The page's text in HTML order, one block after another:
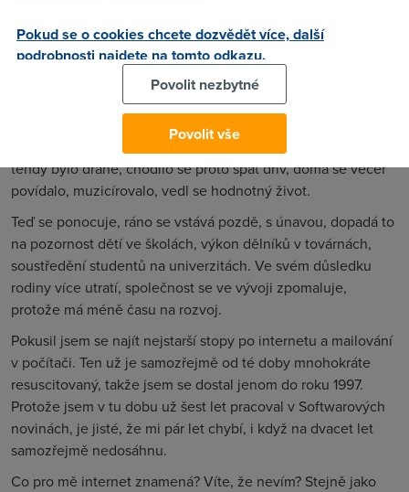
čudlík On/Off.
Krádež času, soukromí, možností se vzdělávat, cestovat, žít
kulturně, to jsou výhrady lidí, pro které je škoda i vynález
elektřiny a rozvodných sítí. Představte si měšťana v 19.
století, který na otázku, co mu přinesla elektřina, odpoví
něco v tom duchu – kdeže louče a petrolejky jsou. Svícení
tehdy bylo drahé, chodilo se proto spát dřív, doma se večer
povídalo, muzicírovalo, vedl se hodnotný život.
Teď se ponocuje, ráno se vstává pozdě, s únavou, dopadá to
na pozornost dětí ve školách, výkon dělníků v továrnách,
soustředění studentů na univerzitách. Ve svém důsledku
rodiny více utratí, společnost se ve vývoji zpomaluje,
protože má méně času na rozvoj.
Pokusil jsem se najít nejstarší stopy po internetu a mailování
v počítači. Ten už je samozřejmě od té doby mnohokráte
resuscitovaný, takže jsem se dostal jenom do roku 1997.
Protože jsem v tu dobu už šest let pracoval v Softwarových
novinách, je jisté, že mi pár let chybí, i když na dvacet let
samozřejmě nedosáhnu.
Co pro mě internet znamená? Víte, že nevím? Stejně jako
Pokud se o cookies chcete dozvědět více, další
podrobnosti najdete na tomto odkazu.
Povolit nezbytné
Povolit vše